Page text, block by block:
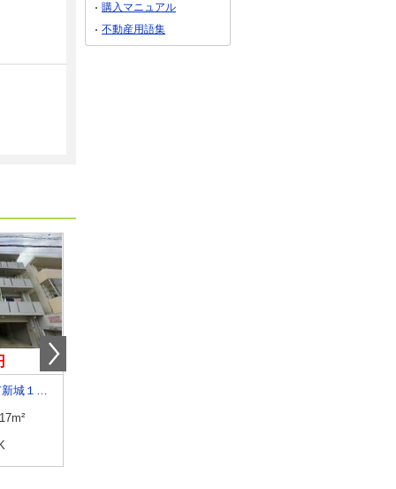
沖縄県宜野湾市新城１丁目
購入マニュアル
不動産用語集